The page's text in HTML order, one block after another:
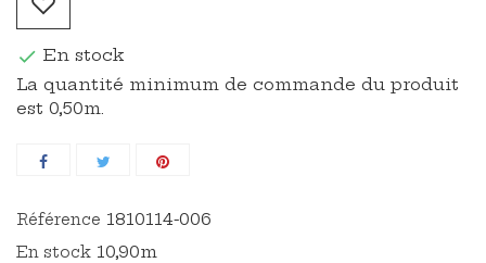
 En stock
La quantité minimum de commande du produit
est 0,50m.
Référence 1810114-006
En stock 10,90m